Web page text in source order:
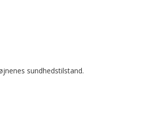
sundhedstilstand.